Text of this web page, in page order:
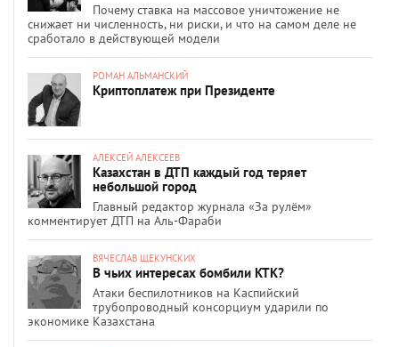
Почему ставка на массовое уничтожение не
снижает ни численность, ни риски, и что на самом деле не
сработало в действующей модели
РОМАН АЛЬМАНСКИЙ
Криптоплатеж при Президенте
АЛЕКСЕЙ АЛЕКСЕЕВ
Казахстан в ДТП каждый год теряет
небольшой город
Главный редактор журнала «За рулём»
комментирует ДТП на Аль-Фараби
ВЯЧЕСЛАВ ЩЕКУНСКИХ
В чьих интересах бомбили КТК?
Атаки беспилотников на Каспийский
трубопроводный консорциум ударили по
экономике Казахстана